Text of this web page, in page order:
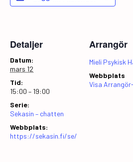
Detaljer
Datum:
mars 12
Tid:
15:00 – 19:00
Serie:
Sekasin – chatten
Webbplats:
https://sekasin.fi/se/
Arrangör
Mieli Psykisk
Webbplats
Visa